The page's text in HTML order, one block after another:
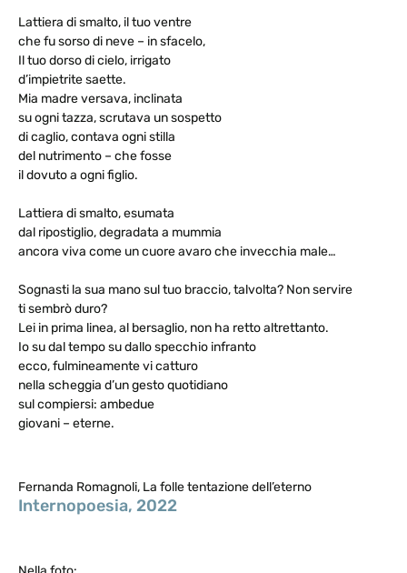
Lattiera di smalto, il tuo ventre
che fu sorso di neve – in sfacelo,
Il tuo dorso di cielo, irrigato
d’impietrite saette.
Mia madre versava, inclinata
su ogni tazza, scrutava un sospetto
di caglio, contava ogni stilla
del nutrimento – che fosse
il dovuto a ogni figlio.
Lattiera di smalto, esumata
dal ripostiglio, degradata a mummia
ancora viva come un cuore avaro che invecchia male…
Sognasti la sua mano sul tuo braccio, talvolta? Non servire
ti sembrò duro?
Lei in prima linea, al bersaglio, non ha retto altrettanto.
Io su dal tempo su dallo specchio infranto
ecco, fulmineamente vi catturo
nella scheggia d’un gesto quotidiano
sul compiersi: ambedue
giovani – eterne.
Fernanda Romagnoli, La folle tentazione dell’eterno
Internopoesia, 2022